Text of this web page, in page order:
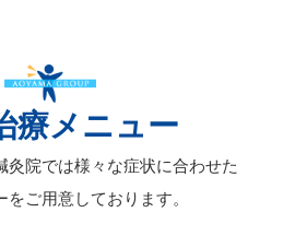
療メニュー
灸院では様々な症状に合わせた
をご用意しております。